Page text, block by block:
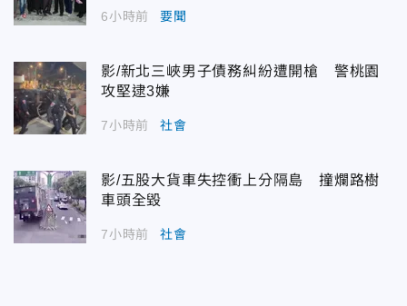
6小時前 要聞
影/新北三峽男子債務糾紛遭開槍 警桃園
攻堅逮3嫌
7小時前 社會
影/五股大貨車失控衝上分隔島 撞爛路樹
車頭全毀
7小時前 社會